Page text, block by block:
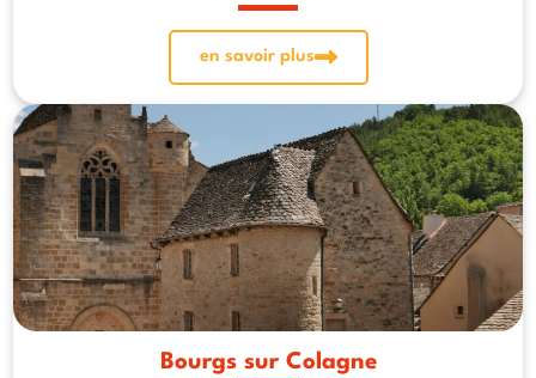
en savoir plus
Bourgs sur Colagne